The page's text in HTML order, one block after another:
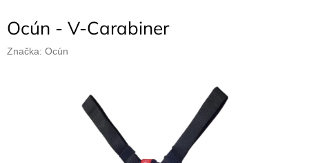
Ocún - V-Carabiner
Značka: Ocún